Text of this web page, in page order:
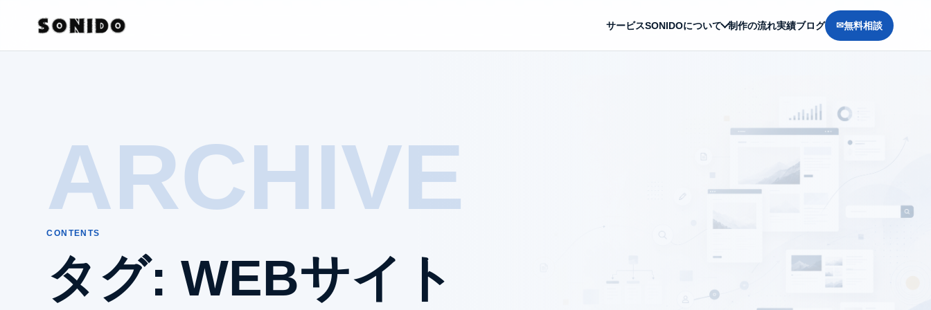
サービスSONIDOについて 制作の流れ実績ブログ 無料相談
ARCHIVE
CONTENTS
タグ:WEBサイト